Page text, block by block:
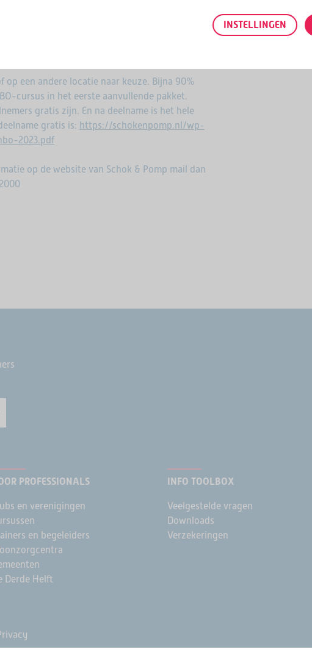
voorkomen en als het nodig is
nu met je team op:
voor-sportieve-ouderen/
een andere locatie naar keuze. Bijna 90%
cursus in het eerste aanvullende pakket.
gratis zijn. En na deelname is het hele
gratis is: https://schokenpomp.nl/wp-
2023.pdf
op de website van Schok & Pomp mail dan
INSTELLINGEN
PROFESSIONALS
en verenigingen
en begeleiders
Derde Helft
INFO TOOLBOX
Veelgestelde vragen
Downloads
Verzekeringen